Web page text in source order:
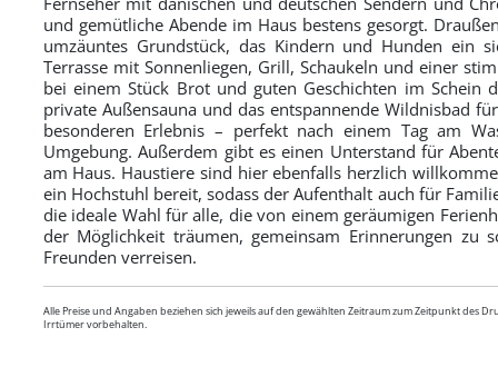
und gemütliche Abende im Haus bestens gesorgt.
umzäuntes Grundstück, das Kindern und Hunden ein
Terrasse mit Sonnenliegen, Grill, Schaukeln und einer
bei einem Stück Brot und guten Geschichten im Schein
private Außensauna und das entspannende Wildnisbad
besonderen Erlebnis – perfekt nach einem Tag am
Umgebung. Außerdem gibt es einen Unterstand für
am Haus. Haustiere sind hier ebenfalls herzlich
ein Hochstuhl bereit, sodass der Aufenthalt auch für
die ideale Wahl für alle, die von einem geräumigen
der Möglichkeit träumen, gemeinsam Erinnerungen
Freunden verreisen.
Alle Preise und Angaben beziehen sich jeweils auf den gewählten Zeitraum zum Zeitpunkt des
Irrtümer vorbehalten.